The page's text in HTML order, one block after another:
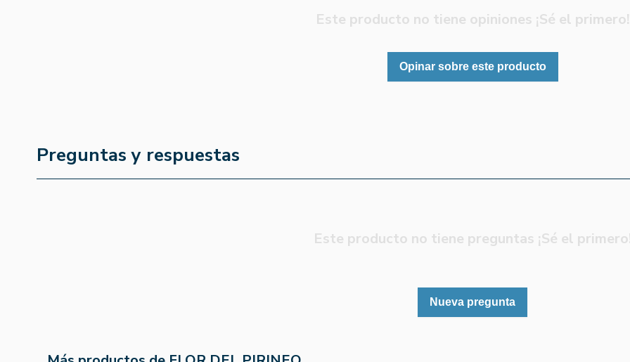
Este producto no tiene opiniones ¡Sé el primero!
Opinar sobre este producto
Preguntas y respuestas
Este producto no tiene preguntas ¡Sé el
Nueva pregunta